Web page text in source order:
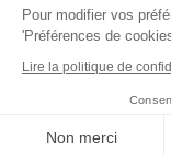
Pour modifier vos
'Préférences de
Lire la politique de
Non merci